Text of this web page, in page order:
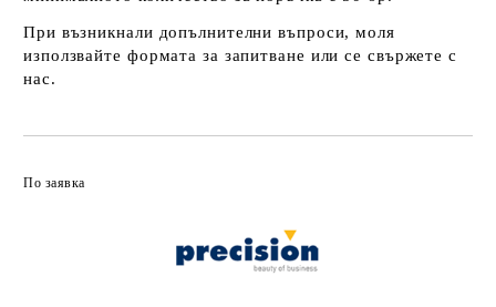
При възникнали допълнителни въпроси, моля
използвайте формата за запитване или се свържете с
нас.
По заявка